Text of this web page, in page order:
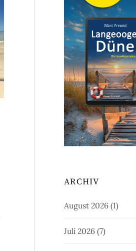
ARCHIV
August 2026 (1)
Juli 2026 (7)